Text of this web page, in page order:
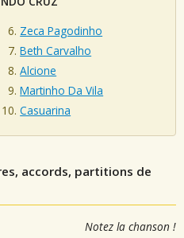
Zeca Pagodinho
Beth Carvalho
Alcione
Martinho Da Vila
Casuarina
accords, partitions de
Notez la chanson !